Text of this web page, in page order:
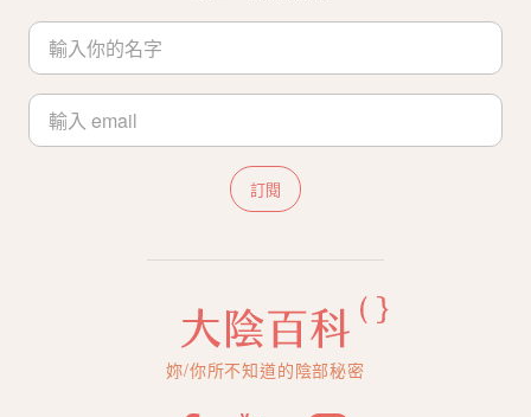
訂閱
妳/你所不知道的陰部秘密